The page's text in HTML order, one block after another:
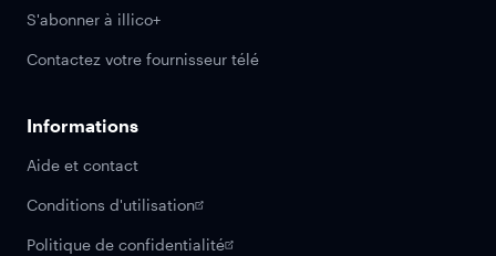
S'abonner à illico+
Contactez votre fournisseur télé
Informations
Aide et contact
Conditions d'utilisation
Politique de confidentialité